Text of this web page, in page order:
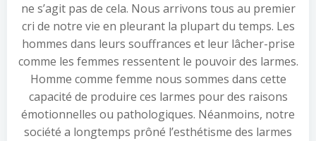
ne s’agit pas de cela. Nous arrivons tous au premier
cri de notre vie en pleurant la plupart du temps. Les
hommes dans leurs souffrances et leur lâcher-prise
comme les femmes ressentent le pouvoir des larmes.
Homme comme femme nous sommes dans cette
capacité de produire ces larmes pour des raisons
émotionnelles ou pathologiques. Néanmoins, notre
société a longtemps prôné l’esthétisme des larmes